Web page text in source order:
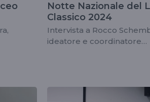
Notte Nazionale del
Classico 2024
Intervista a Rocco
ideatore e coordinatore